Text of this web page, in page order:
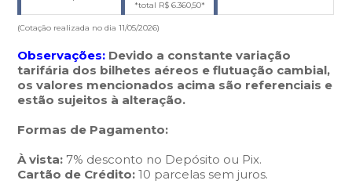
*total R$ 6.360,50*
(Cotação realizada no dia 11/05/2026)
Observações: Devido a constante variação
tarifária dos bilhetes aéreos e flutuação cambial,
os valores mencionados acima são referenciais e
estão sujeitos à alteração.
Formas de Pagamento:
À vista: 7% desconto no Depósito ou Pix.
Cartão de Crédito:10 parcelas sem juros.